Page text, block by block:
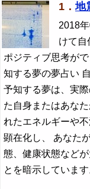
1．地
2018
けて自
ポジティブ思考が
知する夢の夢占い
予知する夢は、実
た自身またはあな
れたエネルギーや
顕在化し、 あなた
態、健康状態など
とを暗示しています